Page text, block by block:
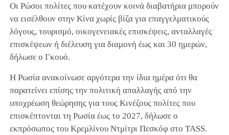
Οι Ρώσοι πολίτες που κατέχουν κοινά διαβατήρια μπορούν
να εισέλθουν στην Κίνα χωρίς βίζα για επαγγελματικούς
λόγους, τουρισμό, οικογενειακές επισκέψεις, ανταλλαγές
επισκέψεων ή διέλευση για διαμονή έως και 30 ημερών,
δήλωσε ο Γκουό.
Η Ρωσία ανακοίνωσε αργότερα την ίδια ημέρα ότι θα
παρατείνει επίσης την πολιτική απαλλαγής από την
υποχρέωση θεώρησης για τους Κινέζους πολίτες που
επισκέπτονται τη Ρωσία έως το 2027, δήλωσε ο
εκπρόσωπος του Κρεμλίνου Ντμίτρι Πεσκόφ στο TASS.